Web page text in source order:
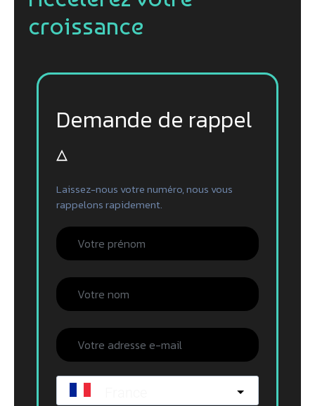
croissance
Demande de rappel
▵
Laissez-nous votre numéro, nous vous
rappelons rapidement.